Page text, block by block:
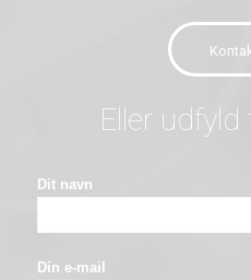
Eller
Dit navn
Din e-mail